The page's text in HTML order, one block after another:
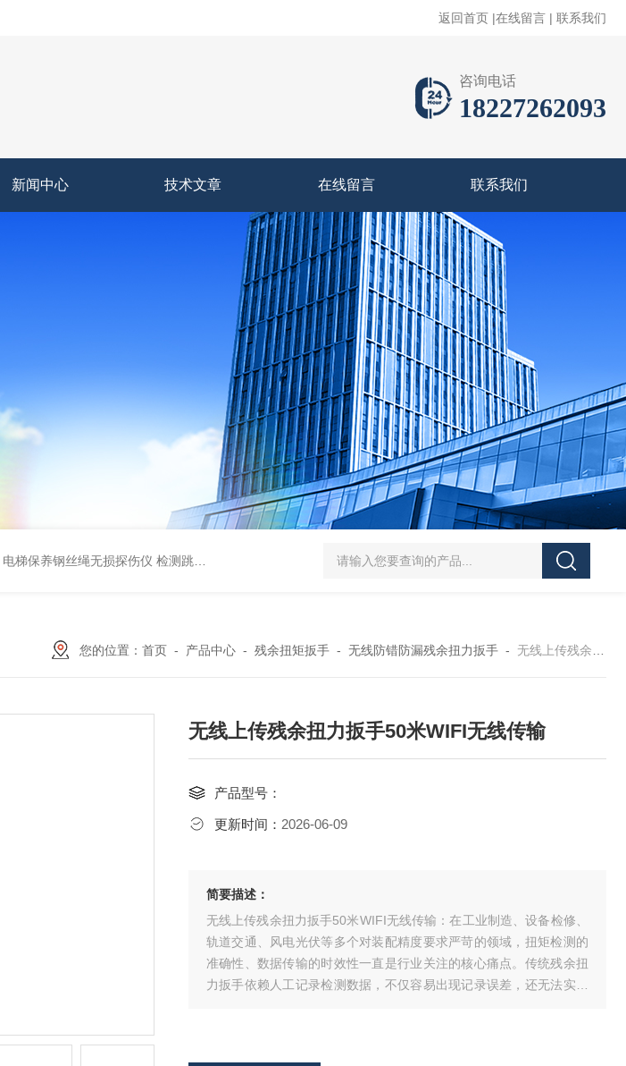
返回首页 |在线留言 | 联系我们
咨询电话
18227262093
新闻中心 技术文章 在线留言 联系我们
电梯保养钢丝绳无损探伤仪 检测跳丝/断丝 5-300N.m的扭矩扳手检定仪 机械扳手校准仪 JDSF100KN电子式拉
您的位置： 首页- 产品中心- 残余扭矩扳手- 无线防错防漏残余扭力扳手- 无线上传残余扭力扳手50米WIFI无线传输
无线上传残余扭力扳手50米WIFI无线传输
产品型号：
更新时间： 2026-06-09
简要描述：
无线上传残余扭力扳手50米WIFI无线传输：在工业制造、设备检修、
轨道交通、风电光伏等多个对装配精度要求严苛的领域，扭矩检测的
准确性、数据传输的时效性一直是行业关注的核心痛点。传统残余扭
力扳手依赖人工记录检测数据，不仅容易出现记录误差，还无法实现